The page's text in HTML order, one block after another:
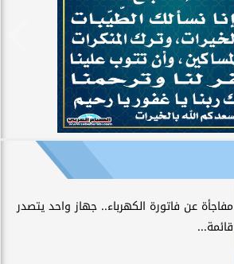
مفاجأة عن فاتورة الكهرباء.. جهاز واحد يتصدر
قائمة...